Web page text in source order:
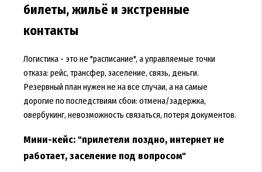
билеты, жильё и экстренные
контакты
Логистика - это не "расписание", а управляемые точки
отказа: рейс, трансфер, заселение, связь, деньги.
Резервный план нужен не на все случаи, а на самые
дорогие по последствиям сбои: отмена/задержка,
овербукинг, невозможность связаться, потеря документов.
Мини-кейс: "прилетели поздно, интернет не
работает, заселение под вопросом"